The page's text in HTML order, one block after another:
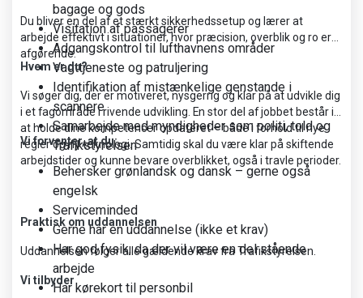
bagage og gods
Visitation af passagerer
Adgangskontrol til lufthavnens områder
Vagttjeneste og patruljering
Identifikation af mistænkelige genstande i
scannere
Samarbejde med myndigheder som politi, told og
Trafikstyrelsen
Du bliver en del af et stærkt sikkerhedssetup og lærer at
arbejde effektivt i situationer, hvor præcision, overblik og ro er
afgørende.
Hvem er du?
Vi søger dig, der er motiveret, nysgerrig og klar på at udvikle dig
i et fagområde i rivende udvikling. En stor del af jobbet består i
at holde dine kompetencer opdateret – både i forhold til nye
regler og ny teknologi. Samtidig skal du være klar på skiftende
arbejdstider og kunne bevare overblikket, også i travle perioder.
Vi forventer, at du:
Behersker grønlandsk og dansk – gerne også
engelsk
Serviceminded
Gerne har en uddannelse (ikke et krav)
Har god fysik, da der vil være en del stående
arbejde
Har kørekort til personbil
Praktisk om uddannelsen
Uddannelsen følger alle gældende krav fra Trafikstyrelsen.
Vi tilbyder